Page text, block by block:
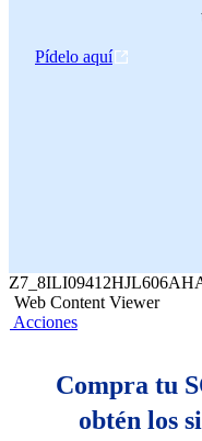
Pídelo aquí
Web Content Viewer
Acciones
Compra tu
obtén los